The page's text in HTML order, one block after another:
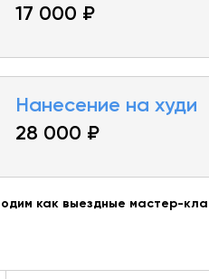
17 000 ₽
Нанесение на худи
28 000 ₽
как выездные мастер-